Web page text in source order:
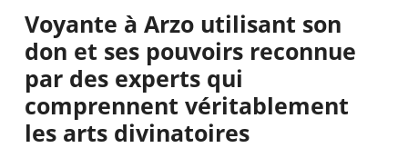
Voyante à Arzo utilisant son
don et ses pouvoirs reconnue
par des experts qui
comprennent véritablement
les arts divinatoires